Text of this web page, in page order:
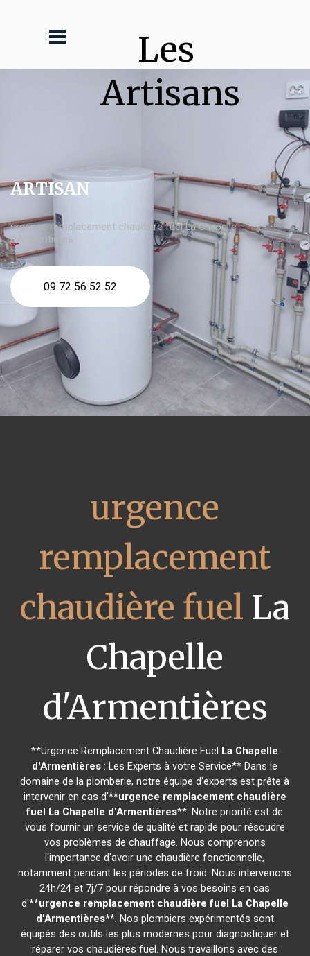
Les
Artisans
ARTISAN
urgence remplacement chaudière fuel La Chapelle
d'Armentières
09 72 56 52 52
urgence
remplacement
chaudière fuel La
Chapelle
d'Armentières
**Urgence Remplacement Chaudière Fuel La Chapelle
d'Armentières : Les Experts à votre Service** Dans le
domaine de la plomberie, notre équipe d'experts est prête à
intervenir en cas d'**urgence remplacement chaudière
fuel La Chapelle d'Armentières**. Notre priorité est de
vous fournir un service de qualité et rapide pour résoudre
vos problèmes de chauffage. Nous comprenons
l'importance d'avoir une chaudière fonctionnelle,
notamment pendant les périodes de froid. Nous intervenons
24h/24 et 7j/7 pour répondre à vos besoins en cas
d'**urgence remplacement chaudière fuel La Chapelle
d'Armentières**. Nos plombiers expérimentés sont
équipés des outils les plus modernes pour diagnostiquer et
réparer vos chaudières fuel. Nous travaillons avec des